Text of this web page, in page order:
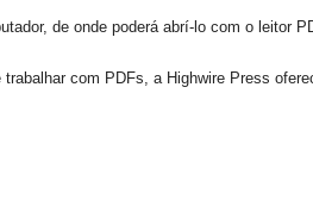
de onde poderá abrí-lo com o leitor
com PDFs, a Highwire Press